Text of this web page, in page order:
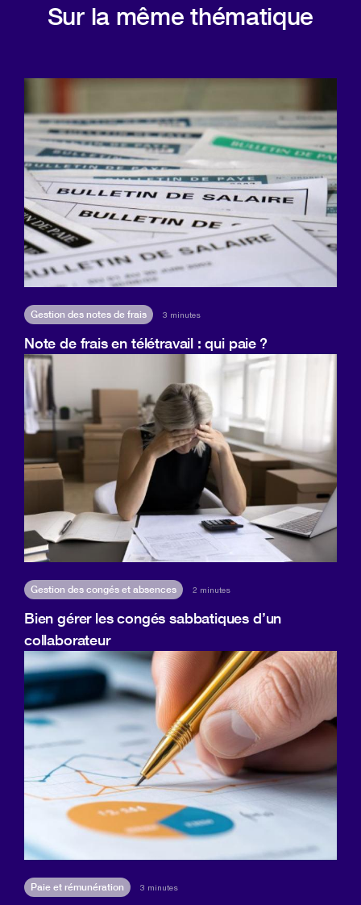
Sur la même thématique
Gestion des notes de frais 3 minutes
Note de frais en télétravail : qui paie ?
Gestion des congés et absences 2 minutes
Bien gérer les congés sabbatiques d’un
collaborateur
Paie et rémunération 3 minutes